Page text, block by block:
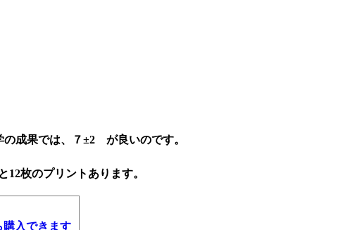
成果では、７±2 が良いのです。
枚のプリントあります。
購入できます